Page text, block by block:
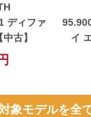
ディファ
古】
イ
象モデルを全